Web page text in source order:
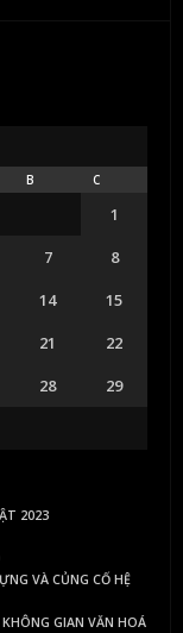
B C
1
7
8
14
15
21
22
28
29
2023
VÀ CỦNG CỐ HỆ
GIAN VĂN HOÁ